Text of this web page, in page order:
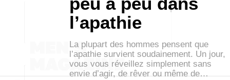
l’apathie
La plupart des hommes pensent que
l’apathie survient soudainement. Un jour,
vous vous réveillez simplement sans
envie d’agir, de rêver ou même de…